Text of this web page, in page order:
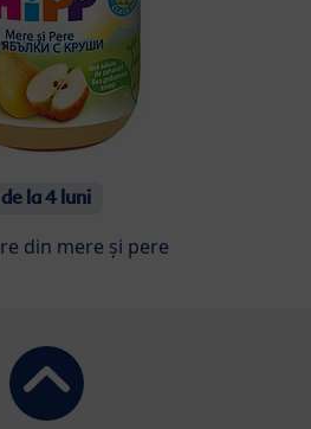
de la 4 luni
din mere și pere